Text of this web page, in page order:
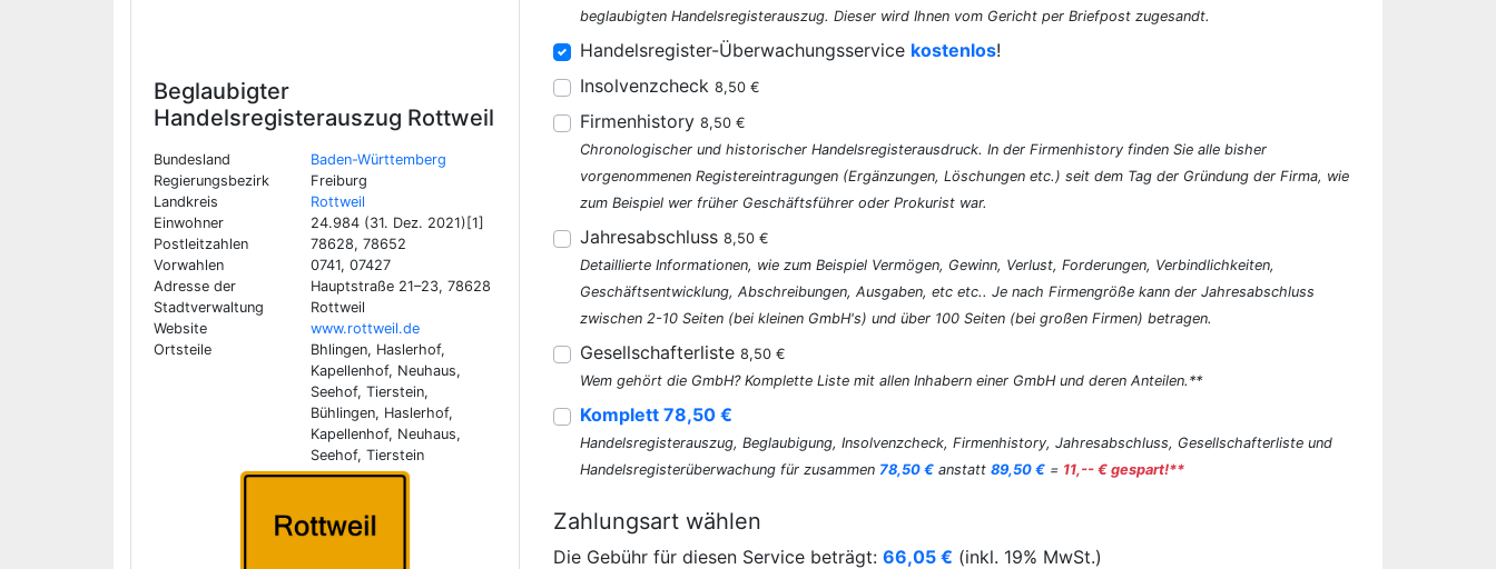
Beglaubigter
Handelsregisterauszug Rottweil
Bundesland
Baden-Württemberg
Regierungsbezirk
Freiburg
Landkreis
Rottweil
Einwohner
24.984 (31. Dez. 2021)[1]
Postleitzahlen
78628, 78652
Vorwahlen
0741, 07427
Adresse der
Stadtverwaltung
Hauptstraße 21–23, 78628
Rottweil
Website
www.rottweil.de
Ortsteile
Bhlingen, Haslerhof,
Kapellenhof, Neuhaus,
Seehof, Tierstein,
Bühlingen, Haslerhof,
Kapellenhof, Neuhaus,
Seehof, Tierstein
beglaubigten Handelsregisterauszug. Dieser wird Ihnen vom Gericht per Briefpost zugesandt.
Handelsregister-Überwachungsservice kostenlos!
Insolvenzcheck 8,50 €
Firmenhistory 8,50 €
Chronologischer und historischer Handelsregisterausdruck. In der Firmenhistory finden Sie alle bisher
vorgenommenen Registereintragungen (Ergänzungen, Löschungen etc.) seit dem Tag der Gründung der Firma, wie
zum Beispiel wer früher Geschäftsführer oder Prokurist war.
Jahresabschluss 8,50 €
Detaillierte Informationen, wie zum Beispiel Vermögen, Gewinn, Verlust, Forderungen, Verbindlichkeiten,
Geschäftsentwicklung, Abschreibungen, Ausgaben, etc etc.. Je nach Firmengröße kann der Jahresabschluss
zwischen 2-10 Seiten (bei kleinen GmbH's) und über 100 Seiten (bei großen Firmen) betragen.
Gesellschafterliste 8,50 €
Wem gehört die GmbH? Komplette Liste mit allen Inhabern einer GmbH und deren Anteilen.**
Komplett 78,50 €
Handelsregisterauszug, Beglaubigung, Insolvenzcheck, Firmenhistory, Jahresabschluss, Gesellschafterliste und
Handelsregisterüberwachung für zusammen 78,50 € anstatt 89,50 € = 11,-- € gespart!**
Zahlungsart wählen
Die Gebühr für diesen Service beträgt: 66,05 € (inkl. 19% MwSt.)